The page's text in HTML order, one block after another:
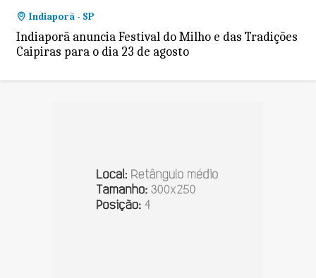
Indiaporã - SP
Indiaporã anuncia Festival do Milho e das Tradições
Caipiras para o dia 23 de agosto